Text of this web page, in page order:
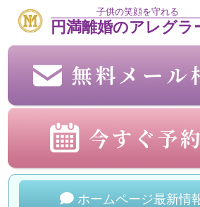
子供の笑顔を守れる
円満離婚のアレグラ
ホームページ最新情